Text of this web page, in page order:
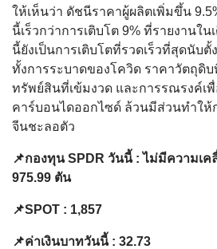
ให้เห็นว่า ดัชนีราคาผู้ผลิตเพิ่มขึ้น
นี้เร็วกว่าการเติบโต 9% ที่รายงานใ
นี้ยังเป็นการเติบโตที่รวดเร็วที่สุดนับ
ทั้งการระบาดของโควิด ราคาวัตถุดิ
ทรัพย์สินที่เข้มงวด และการรณรงค์เ
คาร์บอนไดออกไซด์ ล้วนมีส่วนทำให้
จีนชะลอตัว
📌กองทุน SPDR วันนี้ : ไม่มีความเ
975.99 ตัน
📌SPOT : 1,857
📌ค่าเงินบาทวันนี้ : 32.73